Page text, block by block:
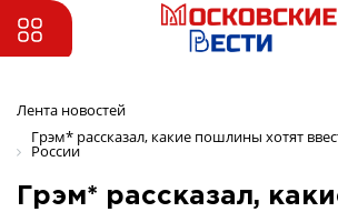
Лента новостей
Грэм* рассказал, какие пошлины хотят
России
Грэм* рассказал,